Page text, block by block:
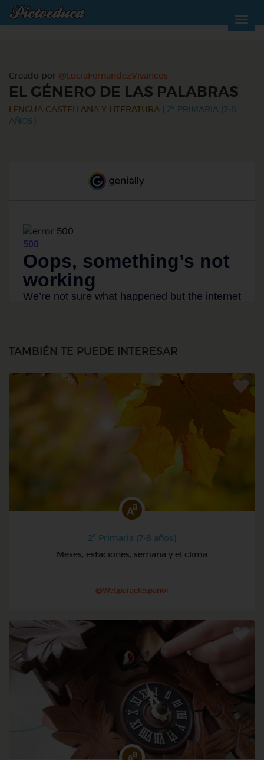
Creado por @LuciaFernandezVivancos
EL GÉNERO DE LAS PALABRAS
LENGUA CASTELLANA Y LITERATURA
2º PRIMARIA (7-8
AÑOS)
TAMBIÉN TE PUEDE INTERESAR
2º Primaria (7-8 años)
Meses, estaciones, semana y el clima
@Webparaelespanol